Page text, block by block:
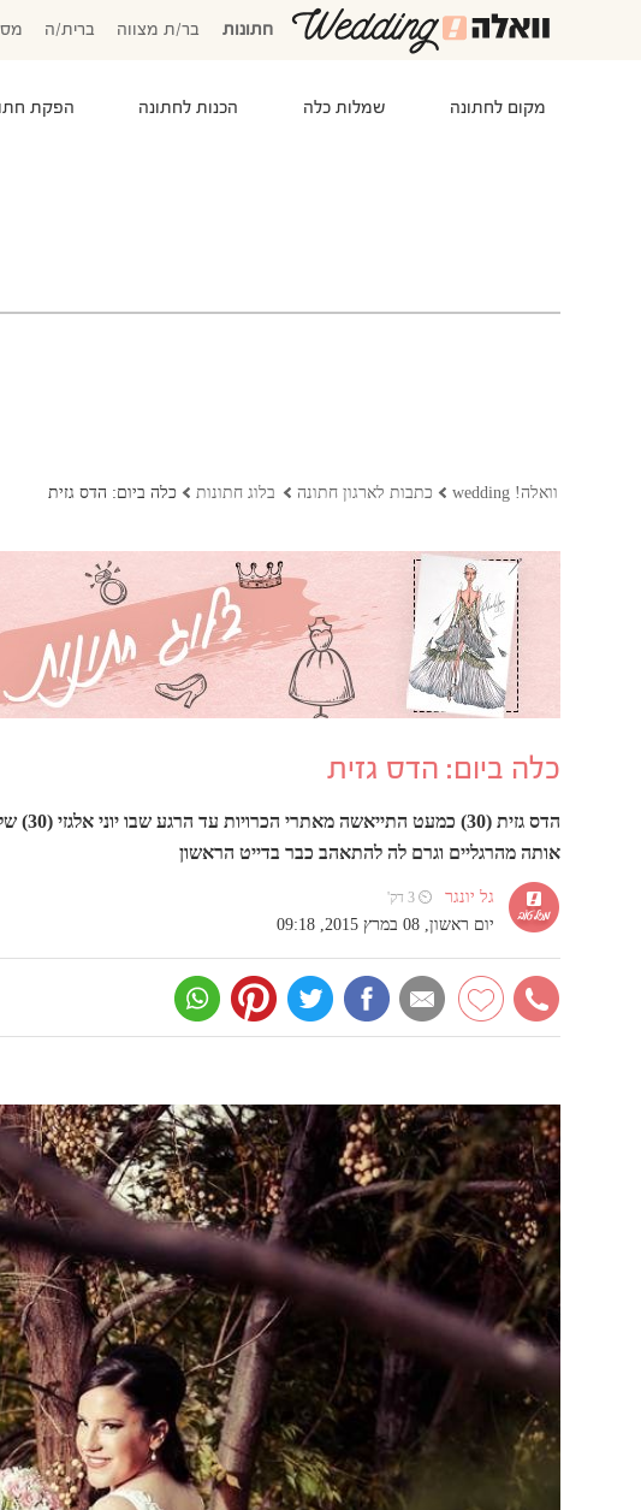
חתונות בר/ת מצווה ברית/ה
מקום לחתונה שמלות כלה הכנות לחתונה הפקת
וואלה! wedding כתבות לארגון חתונה בלוג חתונות כלה ביום: הדס גזית
כלה ביום: הדס גזית
הדס
אותה מהרגליים וגרם לה להתאהב כבר בדייט הראשון
גל יונגר ⏲ 3 דק'
יום ראשון, 08 במרץ 2015, 09:18